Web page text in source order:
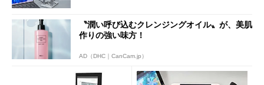
〝潤い呼び込むクレンジングオイル〟が、美肌
作りの強い味方！
AD（DHC｜CanCam.jp）